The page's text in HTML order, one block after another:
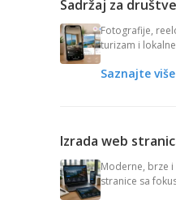
Sadržaj za
Fotografije,
turizam i
Saznajte
Izrada web
Moderne, brze i
stranice sa